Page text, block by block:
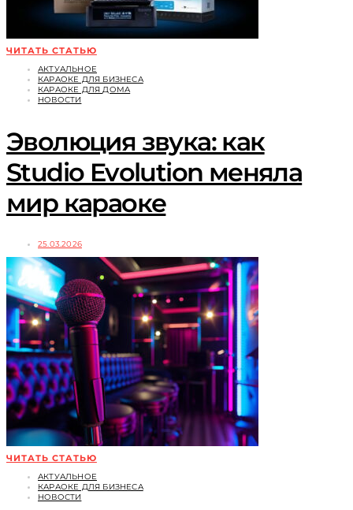
ЧИТАТЬ СТАТЬЮ
АКТУАЛЬНОЕ
КАРАОКЕ ДЛЯ БИЗНЕСА
КАРАОКЕ ДЛЯ ДОМА
НОВОСТИ
Эволюция звука: как
Studio Evolution меняла
мир караоке
25.03.2026
ЧИТАТЬ СТАТЬЮ
АКТУАЛЬНОЕ
КАРАОКЕ ДЛЯ БИЗНЕСА
НОВОСТИ